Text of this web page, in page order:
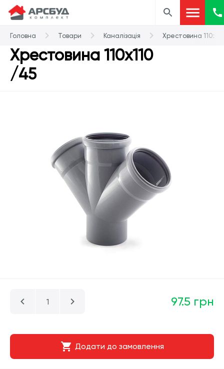
Головна Товари Каналізація Хрестовина
Хрестовина 110х110
/45
97.5 грн
Додати до замовлення